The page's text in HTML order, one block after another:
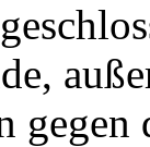
gegen